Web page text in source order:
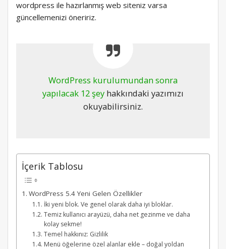
wordpress ile hazırlanmış web siteniz varsa
güncellemenizi öneririz.
WordPress kurulumundan sonra
yapılacak 12 şey hakkındaki yazımızı
okuyabilirsiniz.
İçerik Tablosu
WordPress 5.4 Yeni Gelen Özellikler
İki yeni blok. Ve genel olarak daha iyi bloklar.
Temiz kullanıcı arayüzü, daha net gezinme ve daha
kolay sekme!
Temel hakkınız: Gizlilik
Menü öğelerine özel alanlar ekle – doğal yoldan